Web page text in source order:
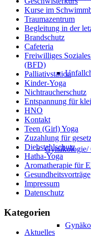
Gynäkologie/
Kurse im
Traumazentrum
Begleitung in der
Brandschutz
Cafeteria
Freiwilliges
(BFD)
Palliativstation
Kinder-Yoga
Nichtraucherschutz
Entspannung für
HNO
Kontakt
Teen (Girl) Yoga
Zuzahlung für
Diebstahlschutz
Hatha-Yoga
Aromatherapie für
Gesundheitsvorträge
Impressum
Datenschutz
Kategorien
Aktuelles